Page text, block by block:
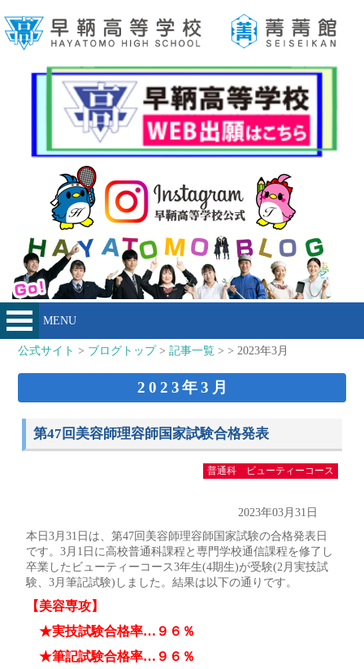
MENU
公式サイト > ブログトップ>記事一覧 > > 2023年3月
2023年3月
第47回美容師理容師国家試験合格発表
普通科 ビューティーコース
2023年03月31日
本日3月31日は、第47回美容師理容師国家試験の合格発表日
です。3月1日に高校普通科課程と専門学校通信課程を修了し
卒業したビューティーコース3年生(4期生)が受験(2月実技試
験、3月筆記試験)しました。結果は以下の通りです。
【美容専攻】
★実技試験合格率…９６％
★筆記試験合格率…９６％